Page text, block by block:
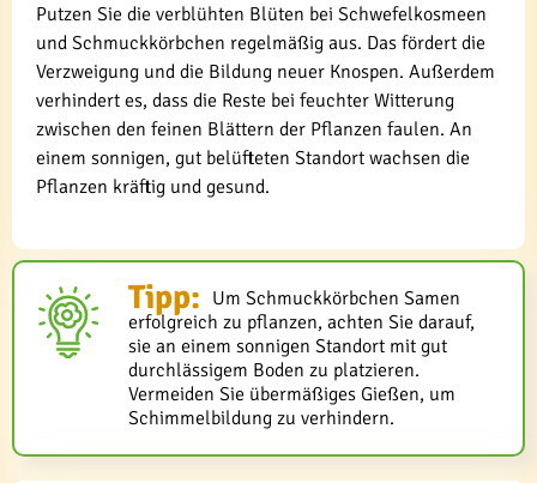
Putzen Sie die verblühten Blüten bei Schwefelkosmeen
und Schmuckkörbchen regelmäßig aus. Das fördert die
Verzweigung und die Bildung neuer Knospen. Außerdem
verhindert es, dass die Reste bei feuchter Witterung
zwischen den feinen Blättern der Pflanzen faulen. An
einem sonnigen, gut belüfteten Standort wachsen die
Pflanzen kräftig und gesund.
Tipp: Um Schmuckkörbchen Samen
erfolgreich zu pflanzen, achten Sie darauf,
sie an einem sonnigen Standort mit gut
durchlässigem Boden zu platzieren.
Vermeiden Sie übermäßiges Gießen, um
Schimmelbildung zu verhindern.